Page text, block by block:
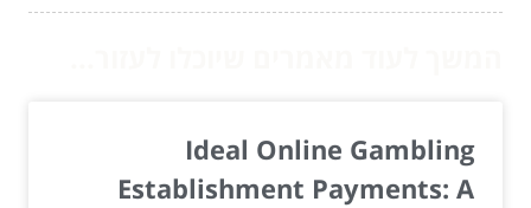
Ideal Online Gambling
Establishment Payments: A